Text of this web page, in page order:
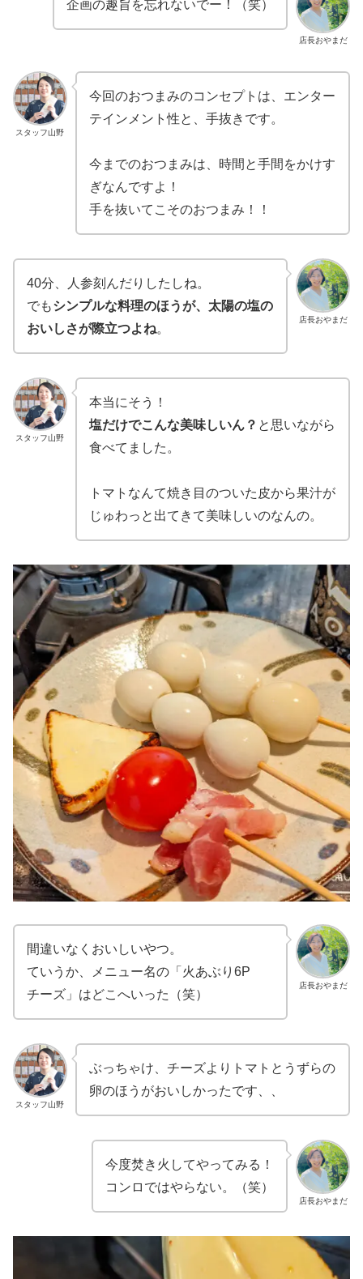
店長おやまだ
企画の趣旨を忘れないでー！（笑）
スタッフ山野
今回のおつまみのコンセプトは、エンター
テインメント性と、手抜きです。
今までのおつまみは、時間と手間をかけす
ぎなんですよ！
手を抜いてこそのおつまみ！！
店長おやまだ
40分、人参刻んだりしたしね。
でもシンプルな料理のほうが、太陽の塩の
おいしさが際立つよね。
スタッフ山野
本当にそう！
塩だけでこんな美味しいん？ と思いながら
食べてました。
トマトなんて焼き目のついた皮から果汁が
じゅわっと出てきて美味しいのなんの。
店長おやまだ
間違いなくおいしいやつ。
ていうか、メニュー名の「火あぶり6P
チーズ」はどこへいった（笑）
スタッフ山野
ぶっちゃけ、チーズよりトマトとうずらの
卵のほうがおいしかったです、、
店長おやまだ
今度焚き火してやってみる！
コンロではやらない。（笑）